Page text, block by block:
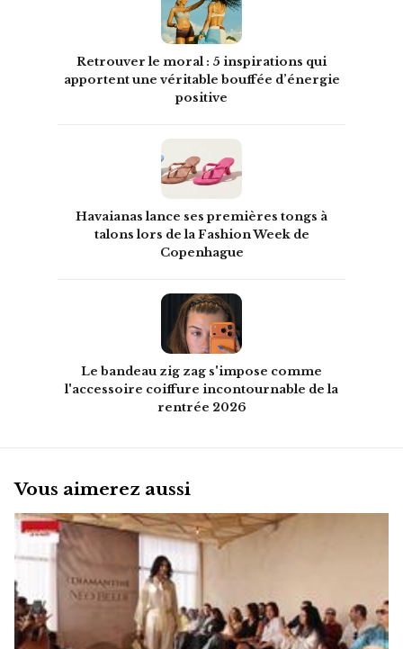
Retrouver le moral : 5 inspirations qui
apportent une véritable bouffée d’énergie
positive
Havaianas lance ses premières tongs à
talons lors de la Fashion Week de
Copenhague
Le bandeau zig zag s'impose comme
l'accessoire coiffure incontournable de la
rentrée 2026
Vous aimerez aussi